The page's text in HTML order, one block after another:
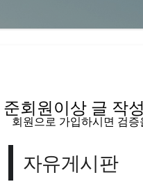
준회원이상 글 작
회원으로 가입하시면 검
자유게시판